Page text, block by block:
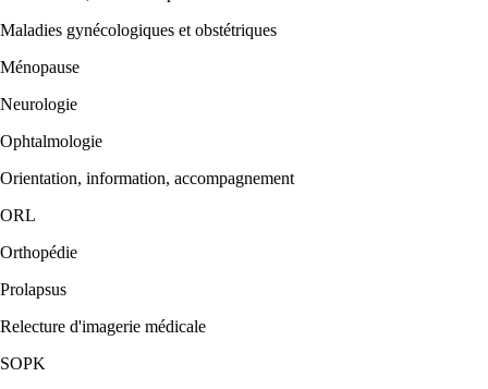
Maladies gynécologiques et obstétriques
Ménopause
Neurologie
Ophtalmologie
Orientation, information, accompagnement
ORL
Orthopédie
Prolapsus
Relecture d'imagerie médicale
SOPK